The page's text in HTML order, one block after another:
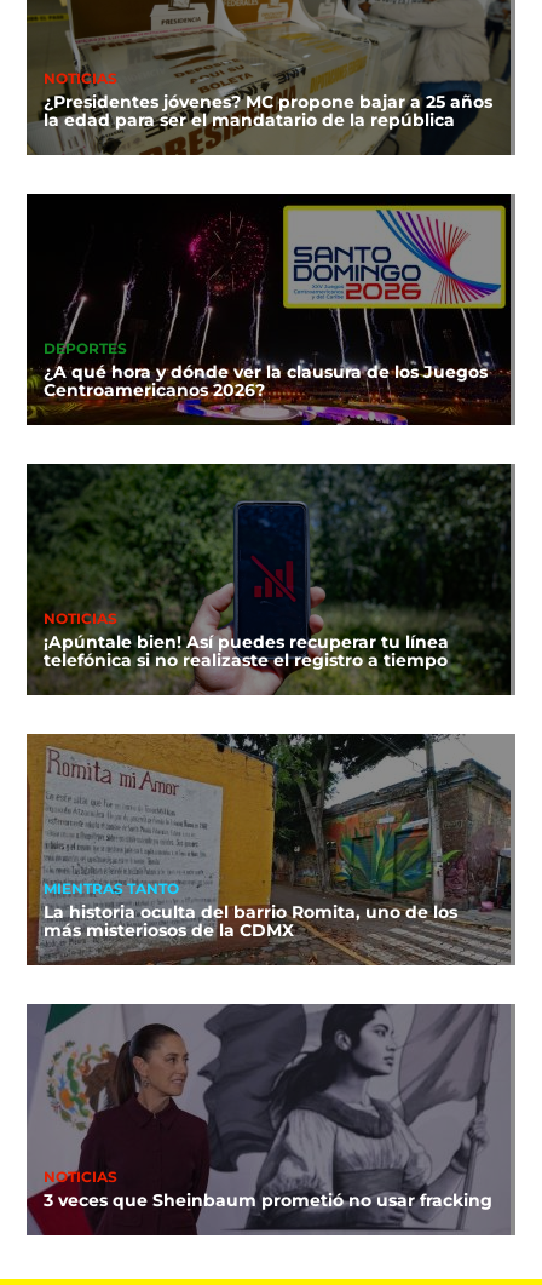
NOTICIAS
¿Presidentes jóvenes? MC propone bajar a 25 años
la edad para ser el mandatario de la república
DEPORTES
¿A qué hora y dónde ver la clausura de los Juegos
Centroamericanos 2026?
NOTICIAS
¡Apúntale bien! Así puedes recuperar tu línea
telefónica si no realizaste el registro a tiempo
MIENTRAS TANTO
La historia oculta del barrio Romita, uno de los
más misteriosos de la CDMX
NOTICIAS
3 veces que Sheinbaum prometió no usar fracking